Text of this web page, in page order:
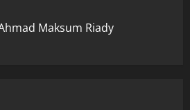
Maksum Riady